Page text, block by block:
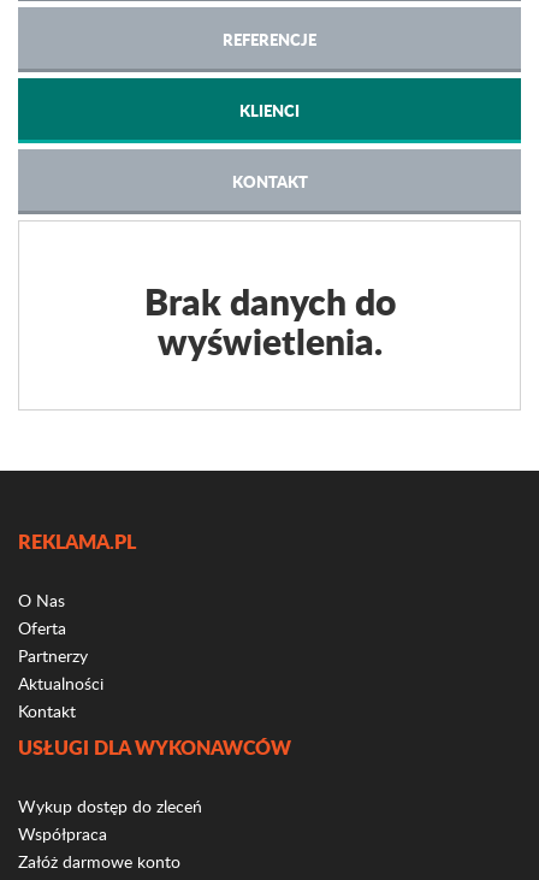
REFERENCJE
KLIENCI
KONTAKT
Brak danych do
wyświetlenia.
REKLAMA.PL
O Nas
Oferta
Partnerzy
Aktualności
Kontakt
USŁUGI DLA WYKONAWCÓW
Wykup dostęp do zleceń
Współpraca
Załóż darmowe konto